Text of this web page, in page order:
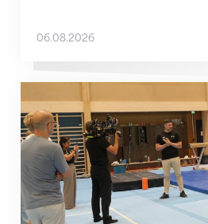
06.08.2026
Mit klaren Zielen nach Zagreb